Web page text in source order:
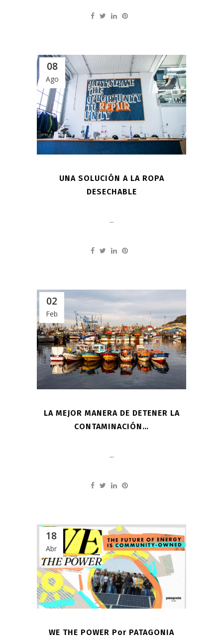
08
Ago
UNA SOLUCIÓN A LA ROPA
DESECHABLE
...
02
Feb
LA MEJOR MANERA DE DETENER LA
CONTAMINACIÓN…
...
18
Abr
WE THE POWER Por PATAGONIA